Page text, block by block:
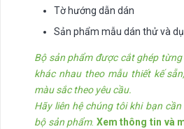
Tờ hướng dẫn dán
Sản phẩm mẫu dán thử và
Bộ sản phẩm được cắt ghép
khác nhau theo mẫu thiết kế
màu sắc theo yêu cầu.
Hãy liên hệ chúng tôi khi bạn
bộ sản phẩm. Xem thông tin và